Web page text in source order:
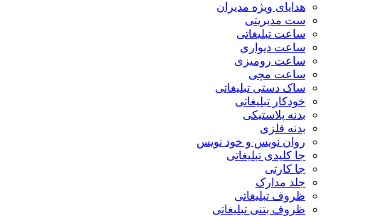
هدایای ویژه مدیران
ست مدیریتی
ساعت تبلیغاتی
ساعت دیواری
ساعت رومیزی
ساعت مچی
ساک دستی تبلیغاتی
خودکار تبلیغاتی
بدنه پلاستیکی
بدنه فلزی
روان نویس و خود نویس
جا کلیدی تبلیغاتی
جا کارتی
جلد مدارک
ظروف تبلیغاتی
ظروف بتنی تبلیغاتی